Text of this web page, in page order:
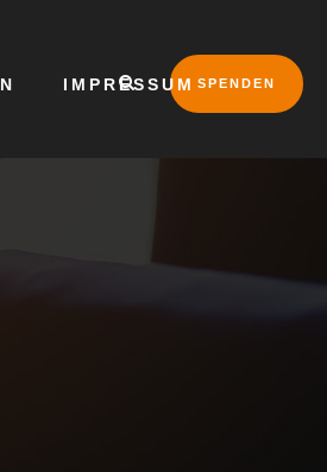
IMPRESSUM SPENDEN